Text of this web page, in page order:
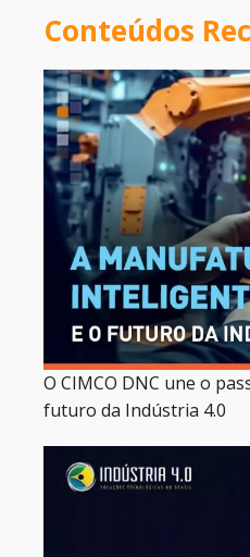
Conteúdos
O CIMCO DNC une o
futuro da Indústria 4.0